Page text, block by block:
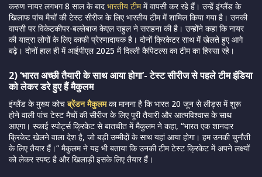
करुण नायर लगभग 8 साल के बाद भारतीय टीममें वापसी कर रहे हैं। उन्हें इंग्लैंड के
खिलाफ पांच मैचों की टेस्ट सीरीज के लिए भारतीय टीम में शामिल किया गया है। उनकी
वापसी पर विकेटकीपर-बल्लेबाज केएल राहुल ने सराहना की है। उन्होंने कहा कि नायर
की यात्रा लोगों के लिए काफी प्रेरणादायक है। दोनों क्रिकेटर साथ में खेलते हुए आगे
बढ़े। दोनों हाल ही में आईपीएल 2025 में दिल्ली कैपिटल्स का टीम का हिस्सा रहे।
2) ‘भारत अच्छी तैयारी के साथ आया होगा’- टेस्ट सीरीज से पहले टीम इंडिया
को लेकर डरे हुए हैं मैकुलम
इंग्लैंड के मुख्य कोचब्रेंडन मैकुलमका मानना है कि भारत 20 जून से लीड्स में शुरू
होने वाली पांच टेस्ट मैचों की सीरीज के लिए पूरी तैयारी और आत्मविश्वास के साथ
आएगा। स्काई स्पोर्ट्स क्रिकेट से बातचीत में मैकुलम ने कहा, “भारत एक शानदार
क्रिकेट खेलने वाला देश है, जो बड़ी उम्मीदों के साथ यहां आया होगा। हम उनकी चुनौती
के लिए तैयार हैं।” मैकुलम ने यह भी बताया कि उनकी टीम टेस्ट क्रिकेट में अपने लक्ष्यों
को लेकर स्पष्ट है और खिलाड़ी इसके लिए तैयार हैं।